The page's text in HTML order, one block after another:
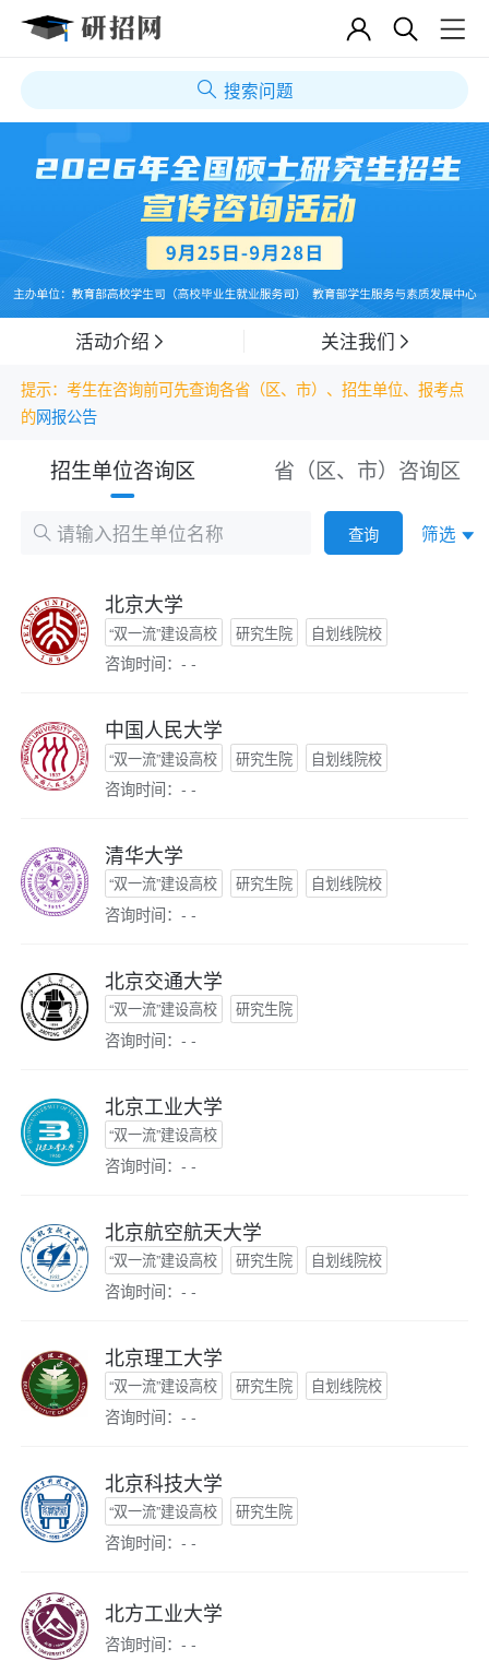
搜索问题
活动介绍 关注我们
提示：考生在咨询前可先查询各省（区、市）、招生单位、报考点
的网报公告
招生单位咨询区 省（区、市）咨询区
查询 筛选
北京大学
“双一流”建设高校 研究生院 自划线院校
咨询时间：- -
中国人民大学
“双一流”建设高校 研究生院 自划线院校
咨询时间：- -
清华大学
“双一流”建设高校 研究生院 自划线院校
咨询时间：- -
北京交通大学
“双一流”建设高校 研究生院
咨询时间：- -
北京工业大学
“双一流”建设高校
咨询时间：- -
北京航空航天大学
“双一流”建设高校 研究生院 自划线院校
咨询时间：- -
北京理工大学
“双一流”建设高校 研究生院 自划线院校
咨询时间：- -
北京科技大学
“双一流”建设高校 研究生院
咨询时间：- -
北方工业大学
咨询时间：- -